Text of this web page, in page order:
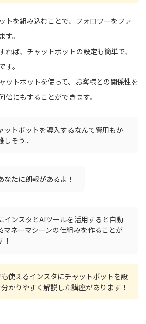
トを組み込むことで、フォロワーをファ
。
れば、チャットボットの設定も簡単で、
。
ットボットを使って、お客様との関係性を
倍にもすることができます。
ットボットを導入するなんて費用もか
しそう...
なたに朗報があるよ！
インスタとAIツールを活用すると自動
マネーマシーンの仕組みを作ることが
！
使えるインスタにチャットボットを設
かりやすく解説した講座があります！